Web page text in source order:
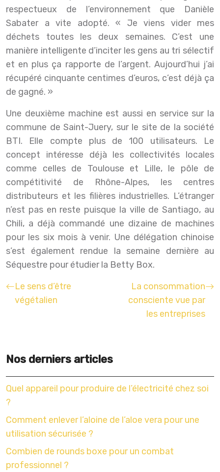
respectueux de l’environnement que Danièle
Sabater a vite adopté. « Je viens vider mes
déchets toutes les deux semaines. C’est une
manière intelligente d’inciter les gens au tri sélectif
et en plus ça rapporte de l’argent. Aujourd’hui j’ai
récupéré cinquante centimes d’euros, c’est déjà ça
de gagné. »
Une deuxième machine est aussi en service sur la
commune de Saint-Juery, sur le site de la société
BTI. Elle compte plus de 100 utilisateurs. Le
concept intéresse déjà les collectivités locales
comme celles de Toulouse et Lille, le pôle de
compétitivité de Rhône-Alpes, les centres
distributeurs et les filières industrielles. L’étranger
n’est pas en reste puisque la ville de Santiago, au
Chili, a déjà commandé une dizaine de machines
pour les six mois à venir. Une délégation chinoise
s’est également rendue la semaine dernière au
Séquestre pour étudier la Betty Box.
Le sens d’être
végétalien
La consommation
consciente vue par
les entreprises
Nos derniers articles
Quel appareil pour produire de l’électricité chez soi
?
Comment enlever l’aloine de l’aloe vera pour une
utilisation sécurisée ?
Combien de rounds boxe pour un combat
professionnel ?